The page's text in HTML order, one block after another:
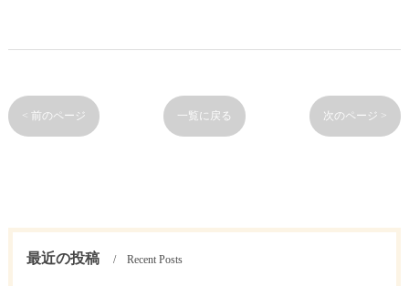
< 前のページ 一覧に戻る 次のページ >
最近の投稿 Recent Posts